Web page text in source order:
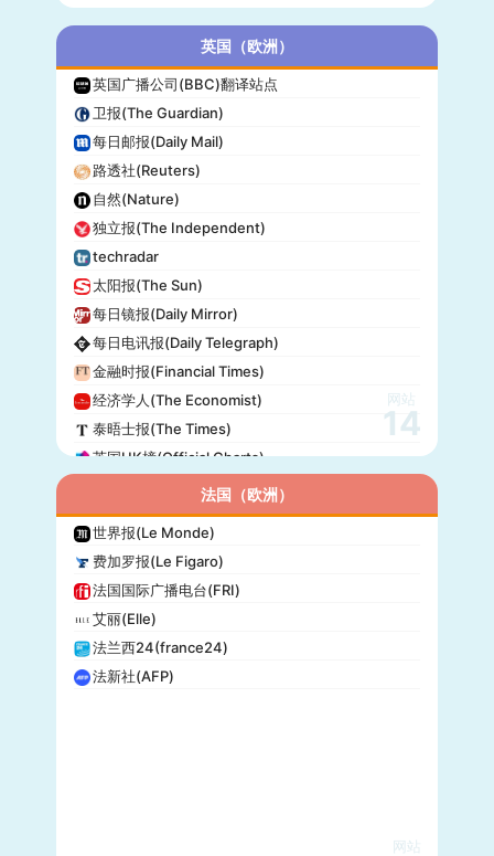
英国（欧洲）
英国广播公司(BBC)翻译站点
卫报(The Guardian)
每日邮报(Daily Mail)
路透社(Reuters)
自然(Nature)
独立报(The Independent)
techradar
太阳报(The Sun)
每日镜报(Daily Mirror)
每日电讯报(Daily Telegraph)
金融时报(Financial Times)
经济学人(The Economist)
泰晤士报(The Times)
英国UK榜(Official Charts)
网站
14
法国（欧洲）
世界报(Le Monde)
费加罗报(Le Figaro)
法国国际广播电台(FRI)
艾丽(Elle)
法兰西24(france24)
法新社(AFP)
网站